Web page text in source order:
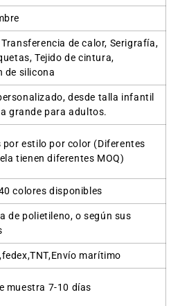
de calor, Serigrafía,
Tejido de cintura,
de silicona
desde talla infantil
grande para adultos.
por estilo por color (Diferentes
tienen diferentes MOQ)
colores disponibles
de polietileno, o según sus
marítimo
muestra 7-10 días